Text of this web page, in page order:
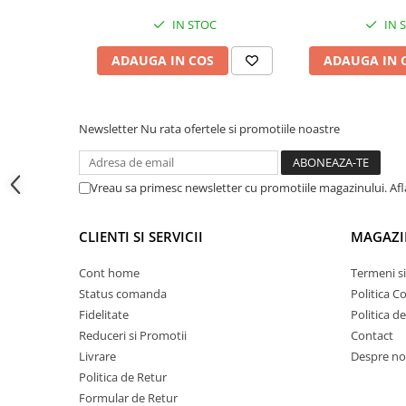
Proiectoare Full LED
Accesorii Goarne Pneumatice
Autocolante reflectorizante si
fluorescente
Claxoane Auto si Semnale Electrice
Goarne si trompete cu aer
Benzi si placi reflectorizante
Goarne / Trompete Pneumatice
Kituri Instalare Goarne
Pneumatice
Conținutul pachetului
1 x Cablu de alimentare cu mufă pentru bricolă
1 x Manual de utilizare
IN STOC
ADAUGA IN COS
IN
ADAUGA IN
Newsletter Nu rata ofertele si promotiile noastre
Vreau sa primesc newsletter cu promotiile magazinului.
CLIENTI SI SERVICII
Cont home
Status comanda
Fidelitate
Reduceri si Promotii
Livrare
Politica de Retur
Formular de Retur
Termeni
Politica
Politica
Contact
Despre